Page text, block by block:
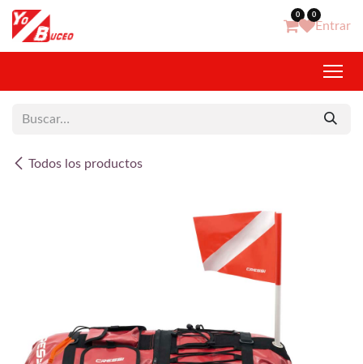
Ir al contenido 0 0
Entrar
Todos los productos